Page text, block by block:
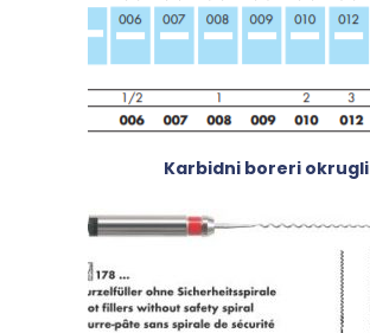
Karbidni boreri okrugli